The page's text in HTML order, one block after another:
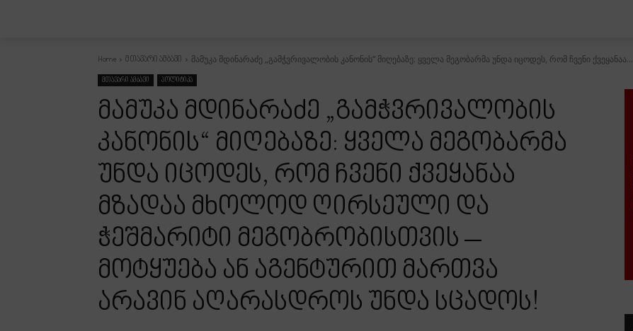
Home მთავარი ამბავი მამუკა მდინარაძე „გამჭვრივალობის კანონის“ მიღებაზე: ყველა მეგობარმა უნდა იცოდეს, რომ ჩვენი ქვეყანაა...
მთავარი ამბავი პოლიტიკა
მამუკა მდინარაძე „გამჭვრივალობის
კანონის“ მიღებაზე: ყველა მეგობარმა
უნდა იცოდეს, რომ ჩვენი ქვეყანაა
მზადაა მხოლოდ ღირსეული და
ჭეშმარიტი მეგობრობისთვის –
მოტყუება ან აგენტურით მართვა
არავინ აღარასდროს უნდა სცადოს!